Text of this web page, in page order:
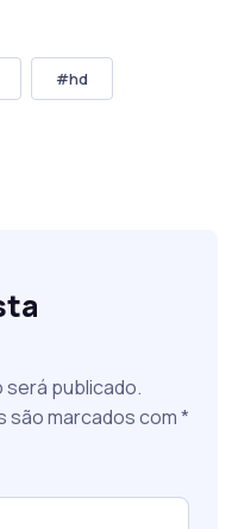
#hd
será publicado.
marcados com*